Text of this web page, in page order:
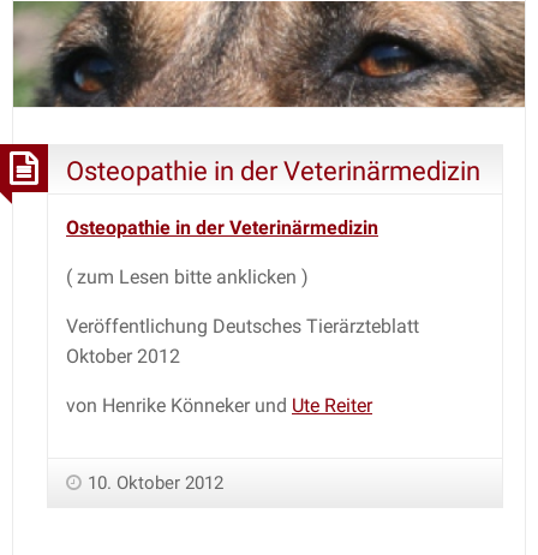
Osteopathie in der Veterinärmedizin
Osteopathie in der Veterinärmedizin
( zum Lesen bitte anklicken )
Veröffentlichung Deutsches Tierärzteblatt
Oktober 2012
von Henrike Könneker und Ute Reiter
10. Oktober 2012